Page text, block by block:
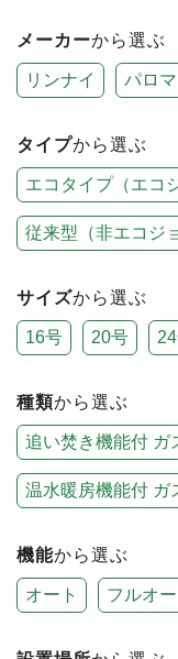
メーカーから選ぶ
リンナイ パロマ
タイプから選ぶ
エコタイプ（エコ
従来型（非エコジ
サイズから選ぶ
16号 20号
種類から選ぶ
追い焚き機能付 ガ
温水暖房機能付 ガ
機能から選ぶ
オート フルオー